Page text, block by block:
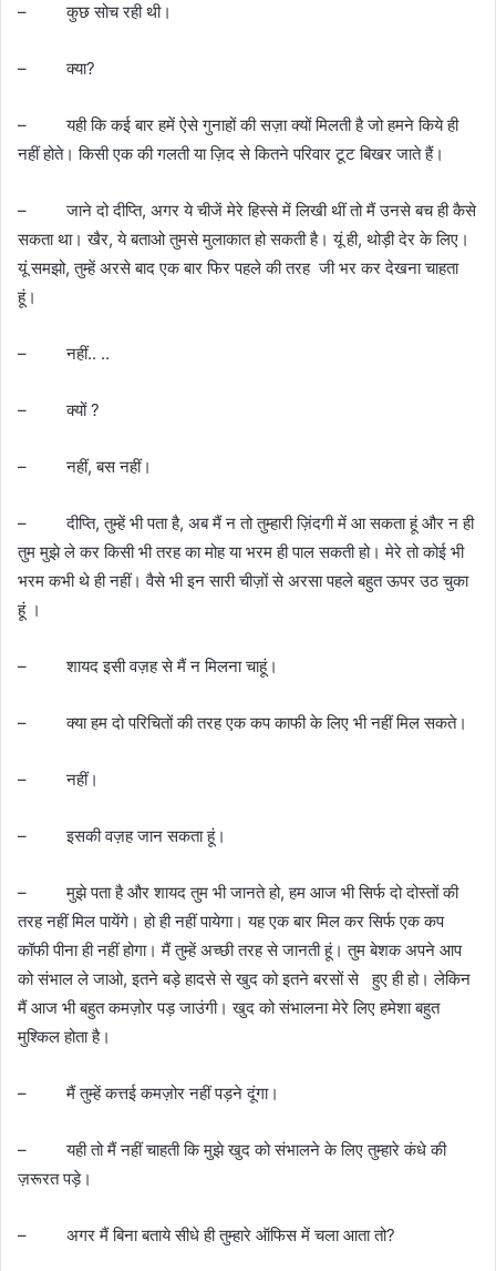
– कुछ सोच रही थी।
– क्या?
– यही कि कई बार हमें ऐसे गुनाहों की सज़ा क्यों मिलती है जो हमने किये ही
नहीं होते। किसी एक की गलती या ज़िद से कितने परिवार टूट बिखर जाते हैं।
– जाने दो दीप्ति, अगर ये चीजें मेरे हिस्से में लिखी थीं तो मैं उनसे बच ही कैसे
सकता था। खैर, ये बताओ तुमसे मुलाकात हो सकती है। यूं ही, थोड़ी देर के लिए।
यूं समझो, तुम्हें अरसे बाद एक बार फिर पहले की तरह जी भर कर देखना चाहता
हूं।
– नहीं.. ..
– क्यों ?
– नहीं, बस नहीं।
– दीप्ति, तुम्हें भी पता है, अब मैं न तो तुम्हारी ज़िंदगी में आ सकता हूं और न ही
तुम मुझे ले कर किसी भी तरह का मोह या भरम ही पाल सकती हो। मेरे तो कोई भी
भरम कभी थे ही नहीं। वैसे भी इन सारी चीज़ों से अरसा पहले बहुत ऊपर उठ चुका
हूं ।
– शायद इसी वज़ह से मैं न मिलना चाहूं।
– क्या हम दो परिचितों की तरह एक कप काफी के लिए भी नहीं मिल सकते।
– नहीं।
– इसकी वज़ह जान सकता हूं।
– मुझे पता है और शायद तुम भी जानते हो, हम आज भी सिर्फ दो दोस्तों की
तरह नहीं मिल पायेंगे। हो ही नहीं पायेगा। यह एक बार मिल कर सिर्फ एक कप
कॉफी पीना ही नहीं होगा। मैं तुम्हें अच्छी तरह से जानती हूं। तुम बेशक अपने आप
को संभाल ले जाओ, इतने बड़े हादसे से खुद को इतने बरसों से हुए ही हो। लेकिन
मैं आज भी बहुत कमज़ोर पड़ जाउंगी। खुद को संभालना मेरे लिए हमेशा बहुत
मुश्किल होता है।
– मैं तुम्हें कत्तई कमज़ोर नहीं पड़ने दूंगा।
– यही तो मैं नहीं चाहती कि मुझे खुद को संभालने के लिए तुम्हारे कंधे की
ज़रूरत पड़े।
– अगर मैं बिना बताये सीधे ही तुम्हारे ऑफिस में चला आता तो?